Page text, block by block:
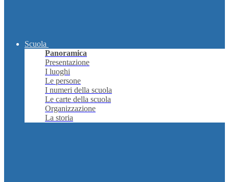
Scuola
Panoramica
Presentazione
I luoghi
Le persone
I numeri della scuola
Le carte della scuola
Organizzazione
La storia